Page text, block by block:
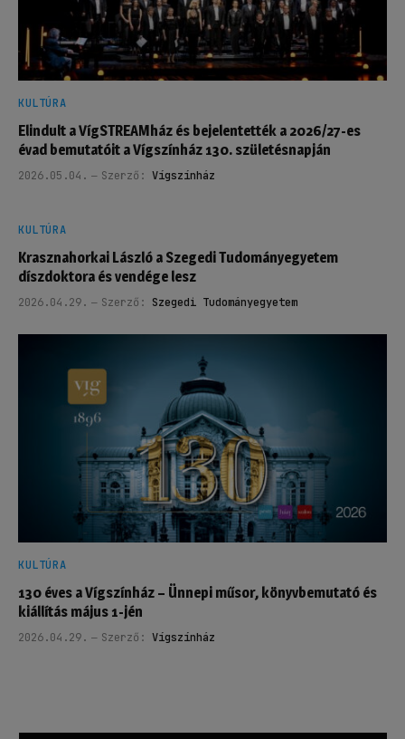
KULTÚRA
Elindult a VígSTREAMház és bejelentették a 2026/27-es
évad bemutatóit a Vígszínház 130. születésnapján
2026.05.04. Szerző: Vígszínház
KULTÚRA
Krasznahorkai László a Szegedi Tudományegyetem
díszdoktora és vendége lesz
2026.04.29. Szerző: Szegedi Tudományegyetem
KULTÚRA
130 éves a Vígszínház – Ünnepi műsor, könyvbemutató és
kiállítás május 1-jén
2026.04.29. Szerző: Vígszínház